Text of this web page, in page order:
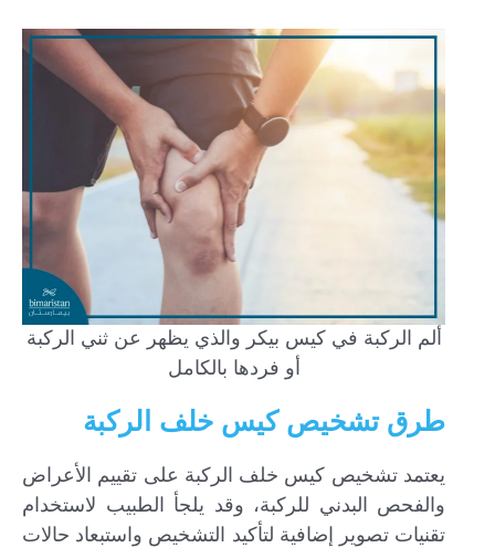
ألم الركبة في كيس بيكر والذي يظهر عن ثني الركبة
أو فردها بالكامل
طرق تشخيص كيس خلف الركبة
يعتمد تشخيص كيس خلف الركبة على تقييم الأعراض
والفحص البدني للركبة، وقد يلجأ الطبيب لاستخدام
تقنيات تصوير إضافية لتأكيد التشخيص واستبعاد حالات